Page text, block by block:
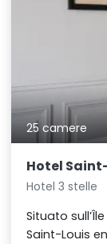
25 camere
Hotel
Hotel 3 stelle
Situato
Saint-Louis